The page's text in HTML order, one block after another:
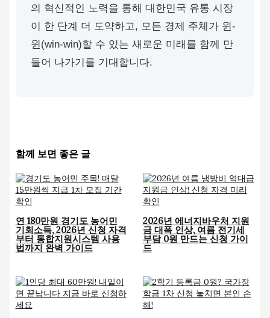
의 혁신적인 노력을 통해 대한민국 유통 시장
이 한 단계 더 도약하고, 모든 경제 주체가 윈-
윈(win-win)할 수 있는 새로운 미래를 함께 만
들어 나가기를 기대합니다.
함께 보면 좋은 글
연 180만원 경기도 농어민
기회소득, 2026년 신청 자격
부터 통합지원시스템 사용
법까지 완벽 가이드
2026년 에너지바우처 지원
금 대폭 인상, 여름 전기세
부담 0원 만드는 신청 가이
드